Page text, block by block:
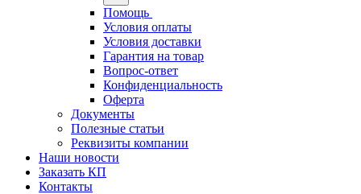
Помощь
Условия оплаты
Условия доставки
Гарантия на товар
Вопрос-ответ
Конфиденциальность
Оферта
Документы
Полезные статьи
Реквизиты компании
Наши новости
Заказать КП
Контакты